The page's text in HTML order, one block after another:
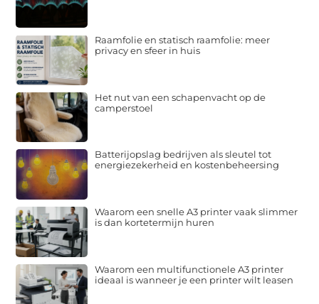
Raamfolie en statisch raamfolie: meer
privacy en sfeer in huis
Het nut van een schapenvacht op de
camperstoel
Batterijopslag bedrijven als sleutel tot
energiezekerheid en kostenbeheersing
Waarom een snelle A3 printer vaak slimmer
is dan kortetermijn huren
Waarom een multifunctionele A3 printer
ideaal is wanneer je een printer wilt leasen